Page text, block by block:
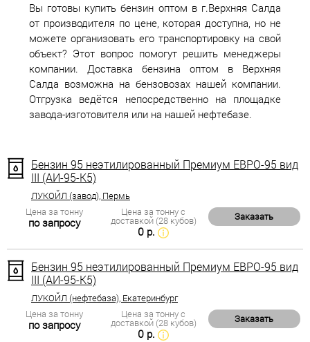
Вы готовы купить бензин оптом в г.Верхняя Салда
от производителя по цене, которая доступна, но не
можете организовать его транспортировку на свой
объект? Этот вопрос помогут решить менеджеры
компании. Доставка бензина оптом в Верхняя
Салда возможна на бензовозах нашей компании.
Отгрузка ведётся непосредственно на площадке
завода-изготовителя или на нашей нефтебазе.
Бензин 95 неэтилированный Премиум ЕВРО-95 вид
III (АИ-95-К5)
ЛУКОЙЛ (завод), Пермь
Цена за тонну
по запросу
Цена за тонну с
доставкой (28 кубов)
0 р.
Заказать
Бензин 95 неэтилированный Премиум ЕВРО-95 вид
III (АИ-95-К5)
ЛУКОЙЛ (нефтебаза), Екатеринбург
Цена за тонну
по запросу
Цена за тонну с
доставкой (28 кубов)
0 р.
Заказать